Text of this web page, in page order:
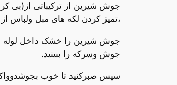
جوش شیرین از ترکیباتی از(بی
،تمیز کردن لکه های مبل ولباس
جوش وسرکه را ببینید.
سپس صبرکنید تا خوب بجوشدوواکنش نشان دهد.وبعد از40 دقیقه با آب داغ بشویید